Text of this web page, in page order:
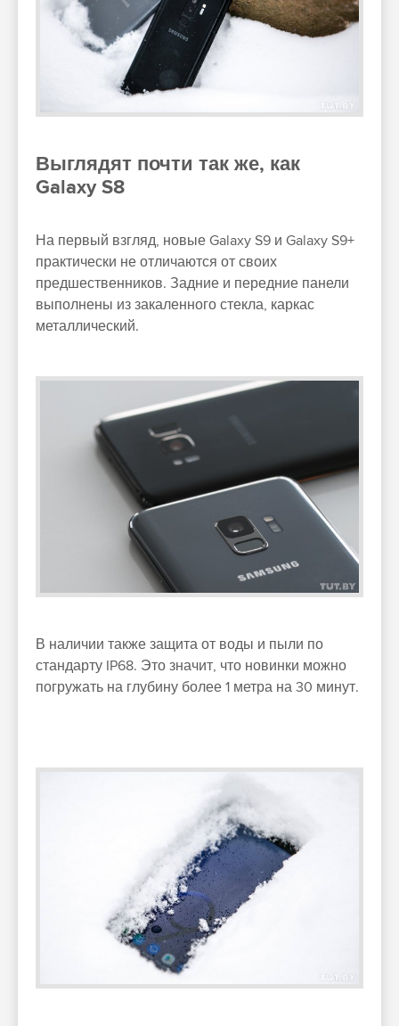
Выглядят почти так же, как
Galaxy S8
На первый взгляд, новые Galaxy S9 и Galaxy S9+
практически не отличаются от своих
предшественников. Задние и передние панели
выполнены из закаленного стекла, каркас
металлический.
В наличии также защита от воды и пыли по
стандарту IP68. Это значит, что новинки можно
погружать на глубину более 1 метра на 30 минут.